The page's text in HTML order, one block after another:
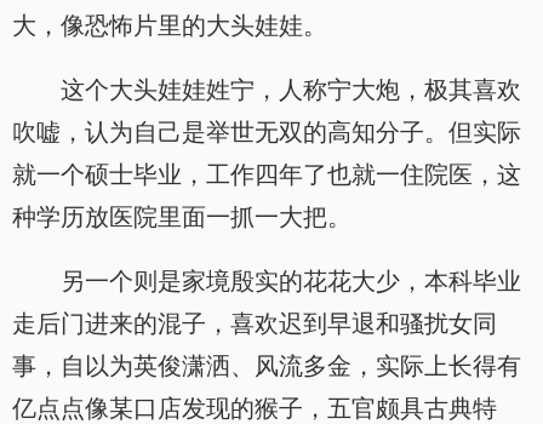
大，像恐怖片里的大头娃娃。
这个大头娃娃姓宁，人称宁大炮，极其喜欢
吹嘘，认为自己是举世无双的高知分子。但实际
就一个硕士毕业，工作四年了也就一住院医，这
种学历放医院里面一抓一大把。
另一个则是家境殷实的花花大少，本科毕业
走后门进来的混子，喜欢迟到早退和骚扰女同
事，自以为英俊潇洒、风流多金，实际上长得有
亿点点像某口店发现的猴子，五官颇具古典特